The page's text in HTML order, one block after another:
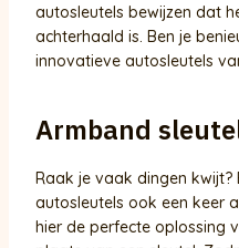
autosleutels bewijzen dat
achterhaald is. Ben je
innovatieve autosleutels
Armband
Raak je vaak dingen
autosleutels ook een keer
hier de perfecte oplossing